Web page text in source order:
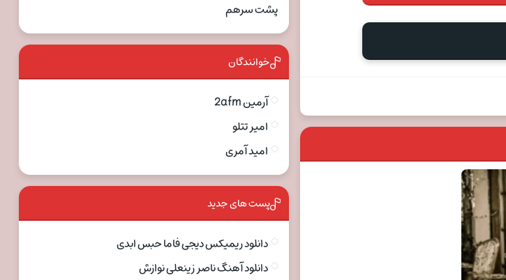
پشت سرهم
خوانندگان
آرمین 2afm
امیر تتلو
امید آمری
پست های جدید
دانلود ریمیکس دیجی فاما حبس ابدی
دانلود آهنگ ناصر زینعلی نوازش